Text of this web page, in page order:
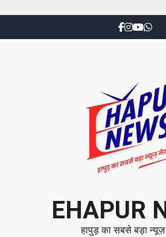
EHAPUR
हापुड़ का सबसे बड़ा न्यूज़